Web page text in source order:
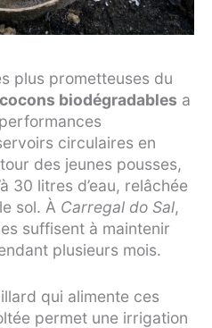
plus prometteuses du
cocons biodégradables a
circulaires en
des jeunes pousses,
30 litres d’eau, relâchée
sol. À Carregal do Sal,
suffisent à maintenir
plusieurs mois.
qui alimente ces
permet une irrigation